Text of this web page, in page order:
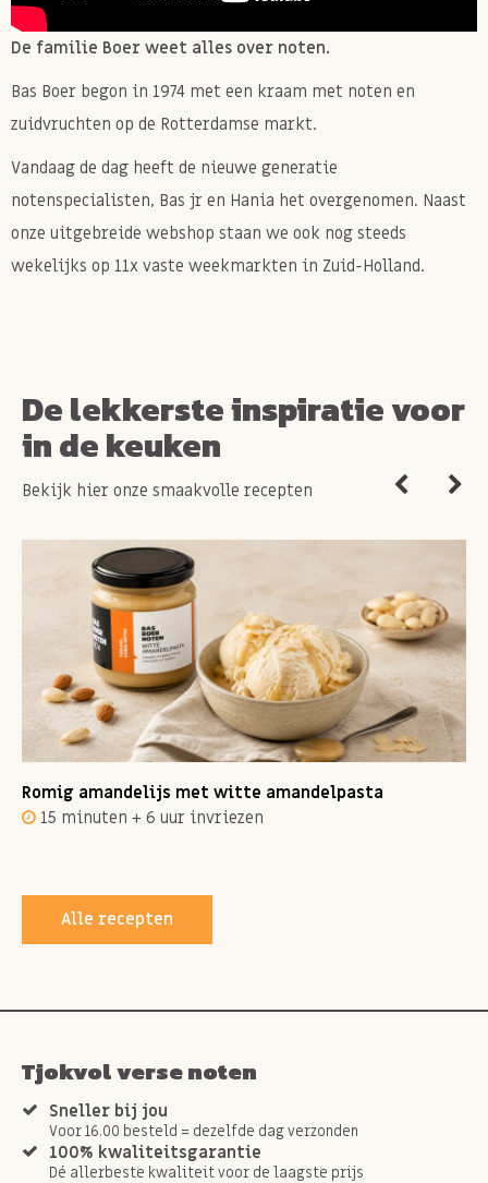
De familie Boer weet alles over noten.
Bas Boer begon in 1974 met een kraam met noten en
zuidvruchten op de Rotterdamse markt.
Vandaag de dag heeft de nieuwe generatie
notenspecialisten, Bas jr en Hania het overgenomen. Naast
onze uitgebreide webshop staan we ook nog steeds
wekelijks op 11x vaste weekmarkten in Zuid-Holland.
De lekkerste inspiratie voor
in de keuken
Bekijk hier onze smaakvolle recepten
Romig amandelijs met witte amandelpasta
15 minuten + 6 uur invriezen
Alle recepten
Tjokvol verse noten
Sneller bij jou
Voor 16.00 besteld = dezelfde dag verzonden
100% kwaliteitsgarantie
Dé allerbeste kwaliteit voor de laagste prijs